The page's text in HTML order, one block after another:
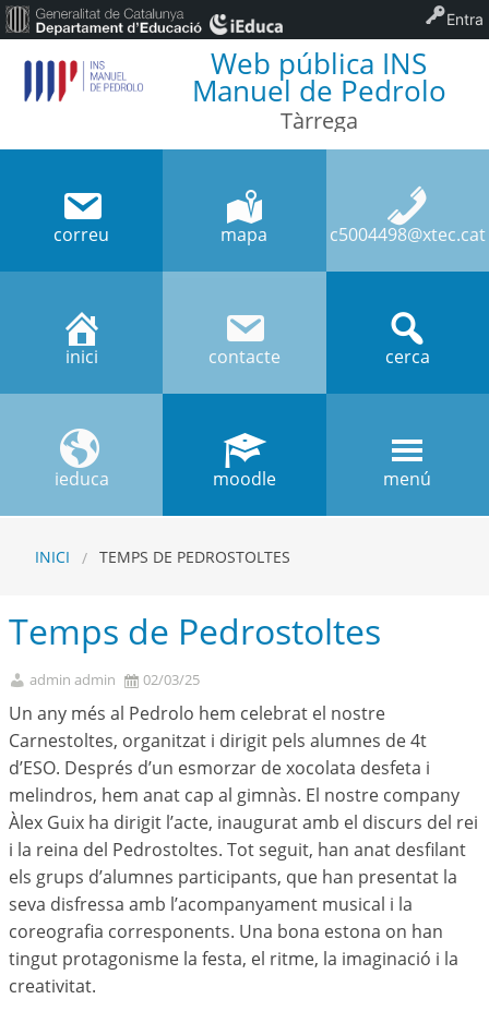
Web pública INS
Manuel de Pedrolo
Tàrrega
correu mapa c5004498@xtec.cat
inici contacte cerca
ieduca moodle menú
INICI TEMPS DE PEDROSTOLTES
Temps de Pedrostoltes
admin admin 02/03/25
Un any més al Pedrolo hem celebrat el nostre
Carnestoltes, organitzat i dirigit pels alumnes de 4t
d’ESO. Després d’un esmorzar de xocolata desfeta i
melindros, hem anat cap al gimnàs. El nostre company
Àlex Guix ha dirigit l’acte, inaugurat amb el discurs del rei
i la reina del Pedrostoltes. Tot seguit, han anat desfilant
els grups d’alumnes participants, que han presentat la
seva disfressa amb l’acompanyament musical i la
coreografia corresponents. Una bona estona on han
tingut protagonisme la festa, el ritme, la imaginació i la
creativitat.
Entra